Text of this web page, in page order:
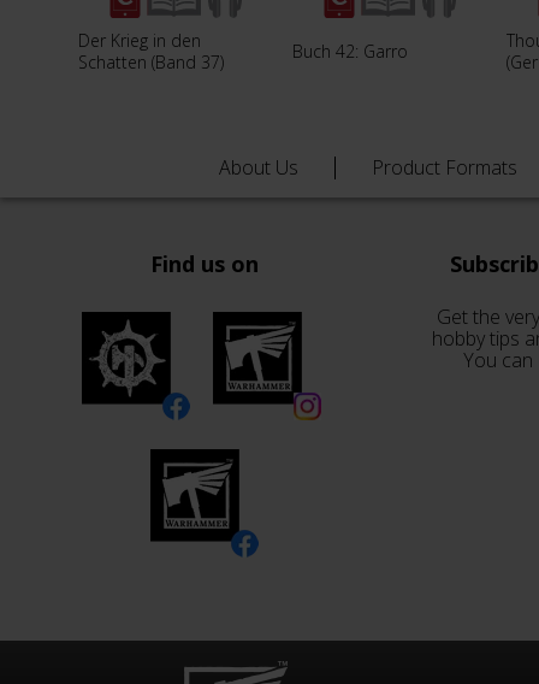
Der Krieg in den
Schatten (Band 37)
Buch 42: Garro
About Us Product Formats
Find us on
Get the
hobby tips
You